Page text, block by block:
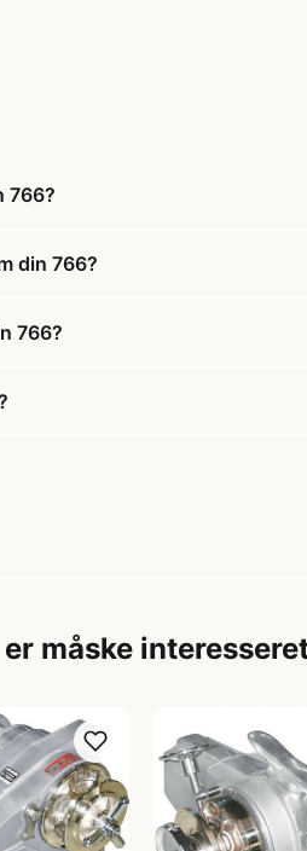
766?
din 766?
766?
er måske